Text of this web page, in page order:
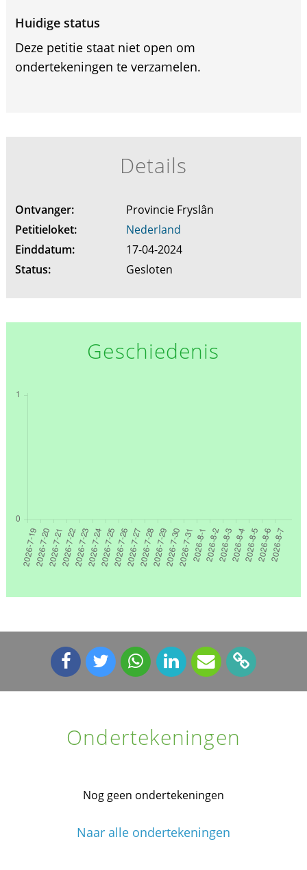
Huidige status
Deze petitie staat niet open om
ondertekeningen te verzamelen.
Details
Ontvanger:
Provincie Fryslân
Petitieloket:
Nederland
Einddatum:
17-04-2024
Status:
Gesloten
Geschiedenis
Ondertekeningen
Nog geen ondertekeningen
Naar alle ondertekeningen